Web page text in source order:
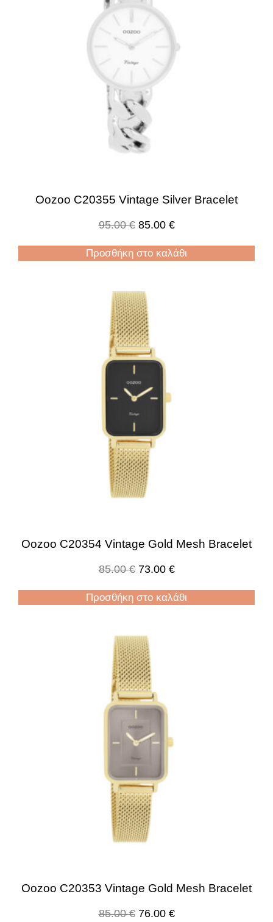
Oozoo C20355 Vintage Silver Bracelet
95.00€ 85.00 €
Προσθήκη στο καλάθι
Oozoo C20354 Vintage Gold Mesh Bracelet
85.00€ 73.00 €
Προσθήκη στο καλάθι
Oozoo C20353 Vintage Gold Mesh Bracelet
85.00€ 76.00 €